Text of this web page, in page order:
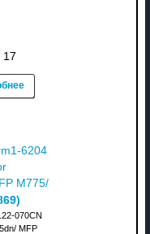
17
6204
M775/
)
070CN
MFP